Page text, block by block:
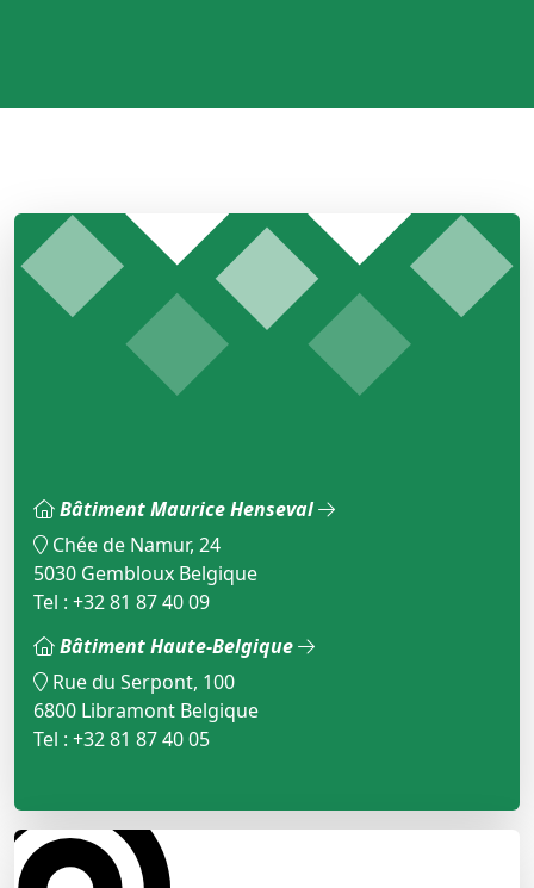
Bâtiment Maurice Henseval
Chée de Namur, 24
5030 Gembloux Belgique
Tel : +32 81 87 40 09
Bâtiment Haute-Belgique
Rue du Serpont, 100
6800 Libramont Belgique
Tel : +32 81 87 40 05